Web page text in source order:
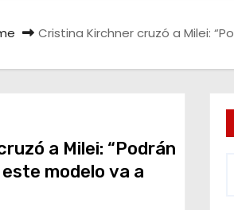
Cristina Kirchner cruzó a Milei:
a Milei: “Podrán
modelo va a